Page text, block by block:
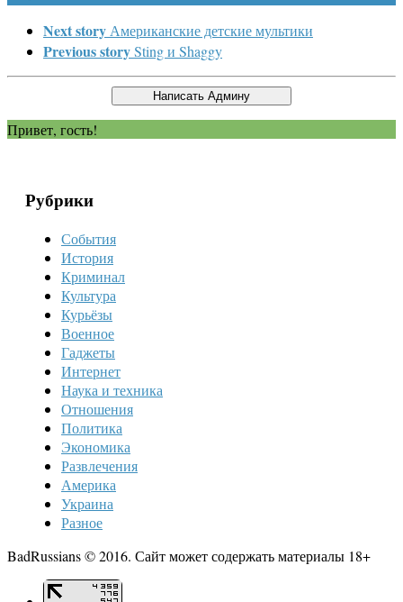
Next story Американские детские мультики
Previous storySting и Shaggy
Привет, гость!
Рубрики
События
История
Криминал
Культура
Курьёзы
Военное
Гаджеты
Интернет
Наука и техника
Отношения
Политика
Экономика
Развлечения
Америка
Украина
Разное
BadRussians © 2016. Сайт может содержать материалы 18+